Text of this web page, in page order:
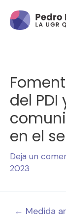
del PDI
en el
Deja un
2023
← Medida